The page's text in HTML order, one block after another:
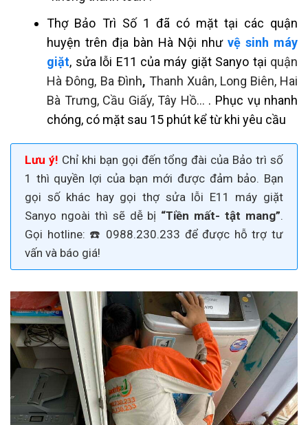
Thợ Bảo Trì Số 1 đã có mặt tại các quận
huyện trên địa bàn Hà Nội như vệ sinh máy
giặt, sửa lỗi E11 của máy giặt Sanyo tại quận
Hà Đông, Ba Đình, Thanh Xuân, Long Biên, Hai
Bà Trưng, Cầu Giấy,Tây Hồ... . Phục vụ nhanh
chóng, có mặt sau 15 phút kể từ khi yêu cầu
Lưu ý! Chỉ khi bạn gọi đến tổng đài của Bảo trì số
1 thì quyền lợi của bạn mới được đảm bảo. Bạn
gọi số khác hay gọi thợ sửa lỗi E11 máy giặt
Sanyo ngoài thì sẽ dễ bị “Tiền mất- tật mang”.
Gọi hotline: ☎️ 0988.230.233 để được hỗ trợ tư
vấn và báo giá!